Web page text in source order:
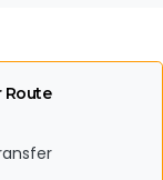
Route